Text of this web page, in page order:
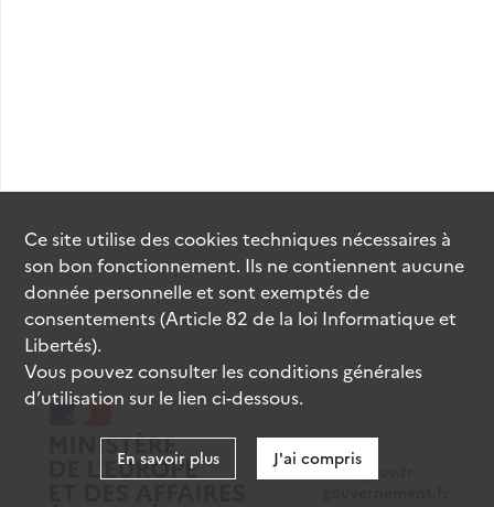
data.gouv.fr
Ce site utilise descookiestechniques nécessaires à
son bon fonctionnement. Ils ne contiennent aucune
donnée personnelle et sont exemptés de
consentements (Article 82 de la loi Informatique et
Libertés).
Vous pouvez consulter les conditions générales
d’utilisation sur le lien ci-dessous.
En savoir plus J'ai compris